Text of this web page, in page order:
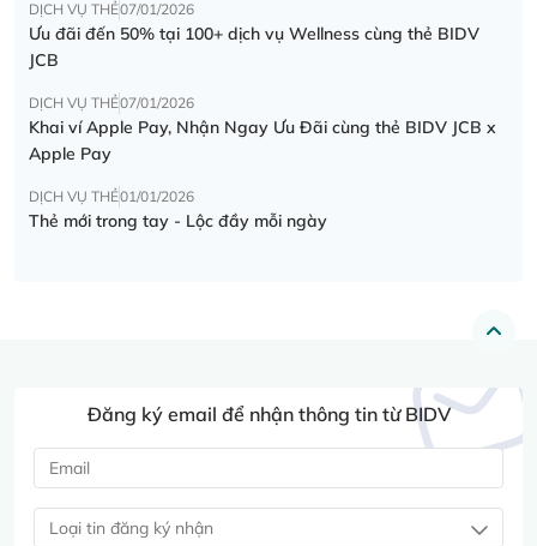
DỊCH VỤ THẺ07/01/2026
Ưu đãi đến 50% tại 100+ dịch vụ Wellness cùng thẻ BIDV
JCB
DỊCH VỤ THẺ07/01/2026
Khai ví Apple Pay, Nhận Ngay Ưu Đãi cùng thẻ BIDV JCB x
Apple Pay
DỊCH VỤ THẺ01/01/2026
Thẻ mới trong tay - Lộc đầy mỗi ngày
Đăng ký email để nhận thông tin từ BIDV
Loại tin đăng ký nhận